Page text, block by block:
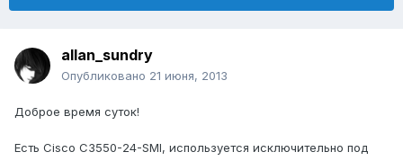
allan_sundry
Опубликовано 21 июня, 2013
Доброе время суток!
Есть Cisco C3550-24-SMI, используется исключительно под